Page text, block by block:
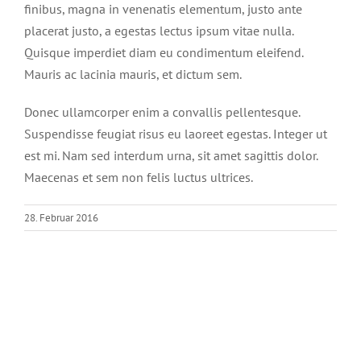
finibus, magna in venenatis elementum, justo ante
placerat justo, a egestas lectus ipsum vitae nulla.
Quisque imperdiet diam eu condimentum eleifend.
Mauris ac lacinia mauris, et dictum sem.
Donec ullamcorper enim a convallis pellentesque.
Suspendisse feugiat risus eu laoreet egestas. Integer ut
est mi. Nam sed interdum urna, sit amet sagittis dolor.
Maecenas et sem non felis luctus ultrices.
28. Februar 2016